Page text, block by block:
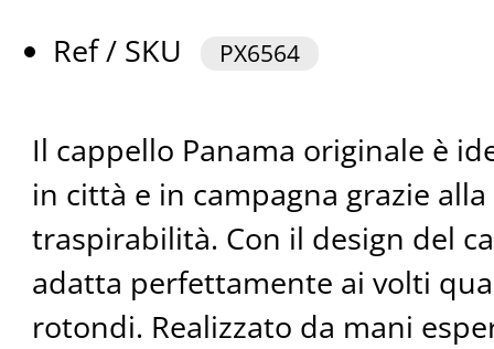
Ref / SKU
PX6564
Il cappello Panama originale è
in città e in campagna grazie
traspirabilità. Con il design del
adatta perfettamente ai volti
rotondi. Realizzato da mani